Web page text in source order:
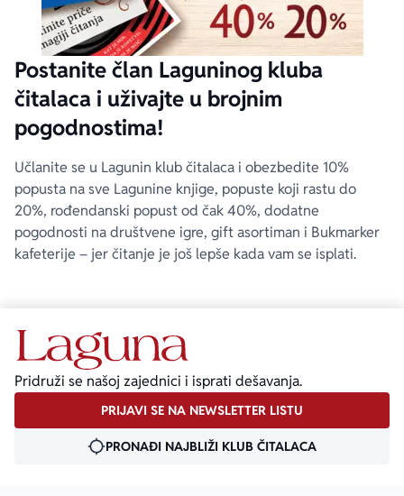
Postanite član Laguninog kluba
čitalaca i uživajte u brojnim
pogodnostima!
Učlanite se u Lagunin klub čitalaca i obezbedite 10%
popusta na sve Lagunine knjige, popuste koji rastu do
20%, rođendanski popust od čak 40%, dodatne
pogodnosti na društvene igre, gift asortiman i Bukmarker
kafeterije – jer čitanje je još lepše kada vam se isplati.
Pridruži se našoj zajednici i isprati dešavanja.
PRIJAVI SE NA NEWSLETTER LISTU
PRONAĐI NAJBLIŽI KLUB ČITALACA